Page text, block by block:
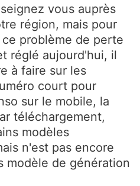
vous auprès
région, mais pour
problème de perte
réglé aujourd'hui, il
à faire sur les
court pour
sur le mobile, la
téléchargement,
modèles
n'est pas encore
modèle de génération